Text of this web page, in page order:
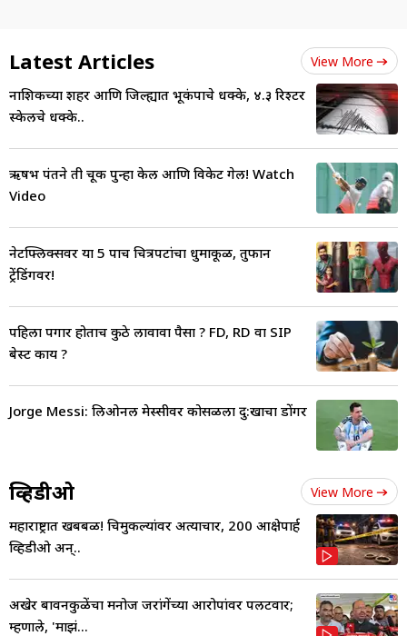
Latest Articles View More
नाशिकच्या शहर आणि जिल्ह्यात भूकंपाचे धक्के, ४.३ रिश्टर
स्केलचे धक्के..
ऋषभ पंतने ती चूक पुन्हा केली आणि विकेट गेली! Watch
Video
नेटफ्लिक्सवर या 5 पाच चित्रपटांचा धुमाकूळ, तुफान
ट्रेंडिंगवर!
पहिला पगार होताच कुठे लावावा पैसा ? FD, RD वा SIP
बेस्ट काय ?
Jorge Messi: लिओनल मेस्सीवर कोसळला दु:खाचा डोंगर
व्हिडीओ View More
महाराष्ट्रात खबबळ! चिमुकल्यांवर अत्याचार, 200 आक्षेपार्ह
व्हिडीओ अन्..
अखेर बावनकुळेंचा मनोज जरांगेंच्या आरोपांवर पलटवार;
म्हणाले, 'माझं...